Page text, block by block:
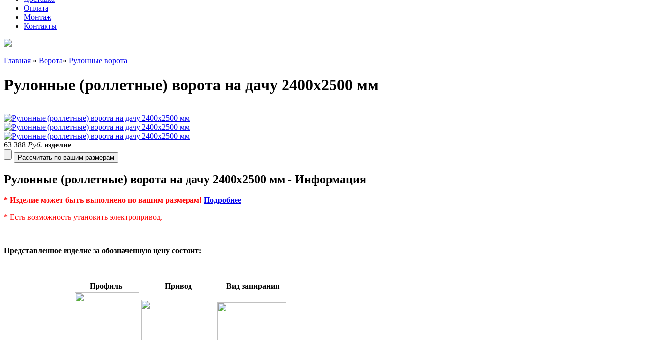
Оплата
Монтаж
Контакты
Главная » Ворота» Рулонные ворота
Рулонные (роллетные) ворота на дачу 2400х2500 мм
63 388 Руб. изделие
Рассчитать по вашим размерам
Рулонные (роллетные) ворота на дачу 2400х2500 мм - Информация
* Изделие может быть выполнено по вашим размерам! Подробнее
* Есть возможность утановить электропривод.
Представленное изделие за обозначенную цену состоит:
Профиль Привод Вид запирания